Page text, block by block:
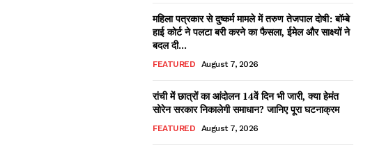
महिला पत्रकार से दुष्कर्म मामले में तरुण तेजपाल दोषी: बॉम्बे
हाई कोर्ट ने पलटा बरी करने का फैसला, ईमेल और साक्ष्यों ने
बदल दी...
FEATURED August 7, 2026
रांची में छात्रों का आंदोलन 14वें दिन भी जारी, क्या हेमंत
सोरेन सरकार निकालेगी समाधान? जानिए पूरा घटनाक्रम
FEATURED August 7, 2026